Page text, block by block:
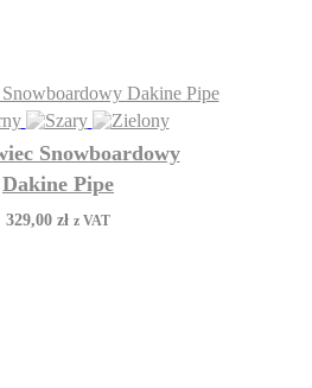
Snowboardowy
Dakine Pipe
329,00 zł z VAT